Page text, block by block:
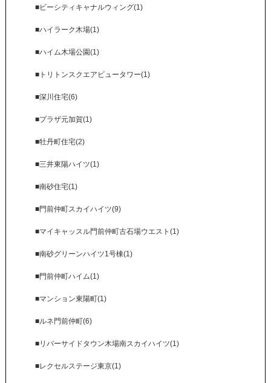
■ビーシティキャナルウィング(1)
■ハイラーク木場(1)
■ハイム木場公園(1)
■トリトンスクエアビュータワー(1)
■深川住宅(6)
■プラザ元加賀(1)
■牡丹町住宅(2)
■三井東陽ハイツ(1)
■南砂住宅(1)
■門前仲町スカイハイツ(9)
■マイキャッスル門前仲町古石場ウエスト(1)
■南砂グリーンハイツ1号棟(1)
■門前仲町ハイム(1)
■マンション東陽町(1)
■ルネ門前仲町(6)
■リバーサイドタウン木場南スカイハイツ(1)
■レクセルステージ東京(1)